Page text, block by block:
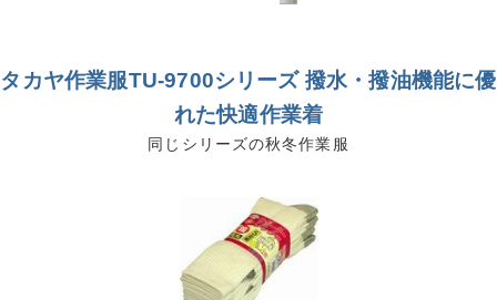
タカヤ作業服TU-9700シリーズ 撥水・撥油機能に優
れた快適作業着
同じシリーズの秋冬作業服